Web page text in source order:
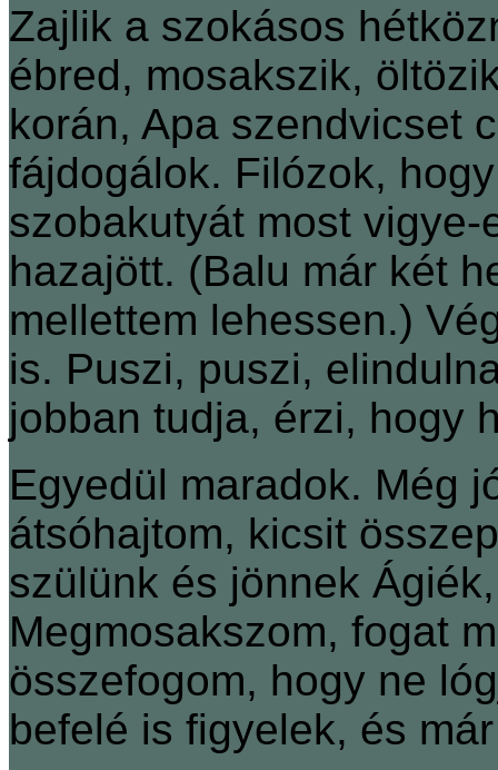
Zajlik a szokásos
ébred, mosakszik,
korán, Apa szendvicset
fájdogálok. Filózok,
szobakutyát most
hazajött. (Balu már két
mellettem lehessen.)
is. Puszi, puszi,
jobban tudja, érzi, hogy
Egyedül maradok. Még
átsóhajtom, kicsit
szülünk és jönnek
Megmosakszom, fogat
összefogom, hogy ne
befelé is figyelek, és